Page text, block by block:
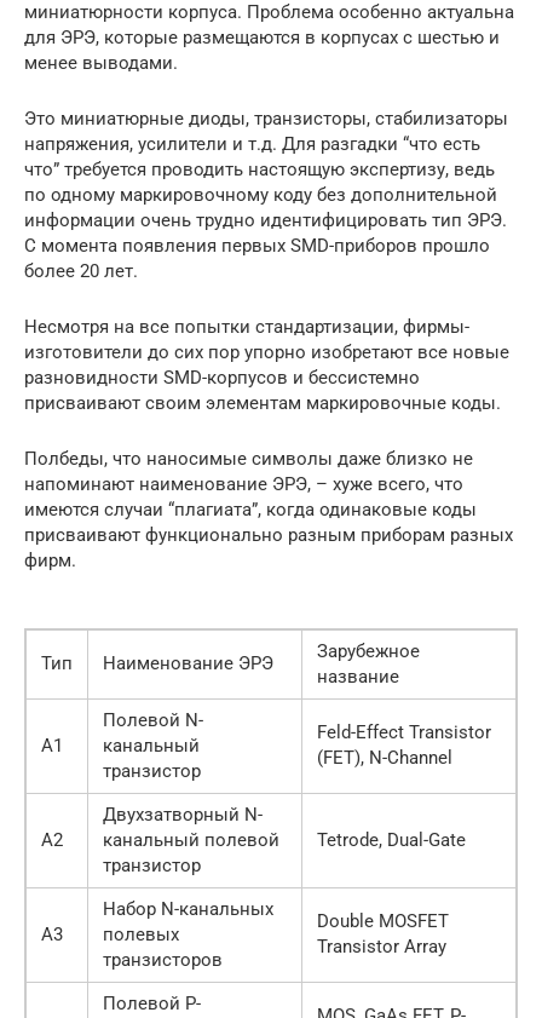
миниатюрности корпуса. Проблема особенно актуальна
для ЭРЭ, которые размещаются в корпусах с шестью и
менее выводами.
Это миниатюрные диоды, транзисторы, стабилизаторы
напряжения, усилители и т.д. Для разгадки “что есть
что” требуется проводить настоящую экспертизу, ведь
по одному маркировочному коду без дополнительной
информации очень трудно идентифицировать тип ЭРЭ.
С момента появления первых SMD-приборов прошло
более 20 лет.
Несмотря на все попытки стандартизации, фирмы-
изготовители до сих пор упорно изобретают все новые
разновидности SMD-корпусов и бессистемно
присваивают своим элементам маркировочные коды.
Полбеды, что наносимые символы даже близко не
напоминают наименование ЭРЭ, – хуже всего, что
имеются случаи “плагиата”, когда одинаковые коды
присваивают функционально разным приборам разных
фирм.
Тип Наименование ЭРЭ
Зарубежное
название
A1
Полевой N-
канальный
транзистор
Feld-Effect Transistor
(FET), N-Channel
A2
Двухзатворный N-
канальный полевой
транзистор
Tetrode, Dual-Gate
A3
Набор N-канальных
полевых
транзисторов
Double MOSFET
Transistor Array
Полевой Р-